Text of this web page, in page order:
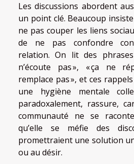
Les discussions abordent
un point clé. Beaucoup
ne pas couper les liens
de ne pas confondre
relation. On lit des phrases
n’écoute pas », « ça ne
remplace pas », et ces
une hygiène mentale
paradoxalement, rassure,
communauté ne se
qu’elle se méfie des
promettraient une solution
ou au désir.